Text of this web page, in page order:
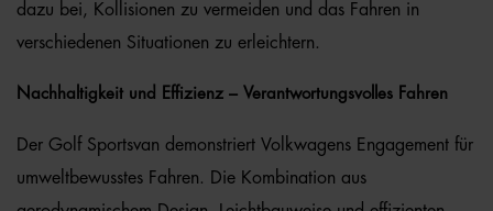
dazu bei, Kollisionen zu vermeiden und das Fahren in
verschiedenen Situationen zu erleichtern.
Nachhaltigkeit und Effizienz – Verantwortungsvolles Fahren
Der Golf Sportsvan demonstriert Volkwagens Engagement für
umweltbewusstes Fahren. Die Kombination aus